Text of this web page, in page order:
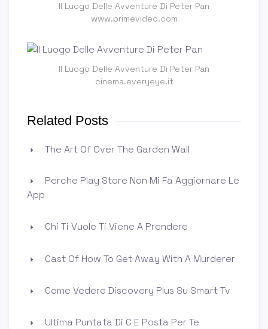
Il Luogo Delle Avventure Di Peter Pan
www.primevideo.com
Il Luogo Delle Avventure Di Peter Pan
cinema.everyeye.it
Related Posts
The Art Of Over The Garden Wall
Perche Play Store Non Mi Fa Aggiornare Le
App
Chi Ti Vuole Ti Viene A Prendere
Cast Of How To Get Away With A Murderer
Come Vedere Discovery Plus Su Smart Tv
Ultima Puntata Di C E Posta Per Te